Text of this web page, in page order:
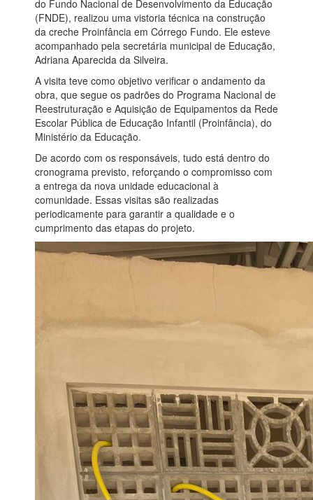
do Fundo Nacional de Desenvolvimento da Educação
(FNDE), realizou uma vistoria técnica na construção
da creche Proinfância em Córrego Fundo. Ele esteve
acompanhado pela secretária municipal de Educação,
Adriana Aparecida da Silveira.
A visita teve como objetivo verificar o andamento da
obra, que segue os padrões do Programa Nacional de
Reestruturação e Aquisição de Equipamentos da Rede
Escolar Pública de Educação Infantil (Proinfância), do
Ministério da Educação.
De acordo com os responsáveis, tudo está dentro do
cronograma previsto, reforçando o compromisso com
a entrega da nova unidade educacional à
comunidade. Essas visitas são realizadas
periodicamente para garantir a qualidade e o
cumprimento das etapas do projeto.